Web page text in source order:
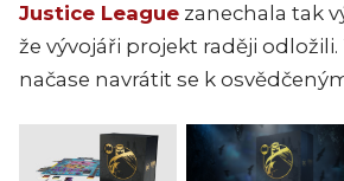
Justice League zanechala tak
že vývojáři projekt raději
načase navrátit se k